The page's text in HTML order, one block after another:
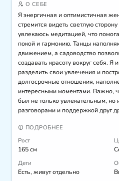
О СЕБЕ
Я энергичная и оптимистичная
стремится видеть светлую
увлекаюсь медитацией, что
покой и гармонию. Танцы
движением, а садоводство
создавать красоту вокруг себя. Я
разделить свои увлечения и
долгосрочные отношения,
интересными моментами. Важно,
был не только увлекательным,
разговорами и поддержкой друг
ПОДРОБНЕЕ
Рост
165 см
Дети
Есть, живут отдельно